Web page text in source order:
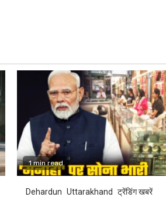
1 min read
Dehardun Uttarakhand
ट्रेंडिंग खबरें